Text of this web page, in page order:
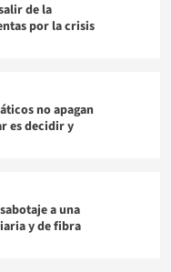
de la
por la crisis
no apagan
es decidir y
a una
y de fibra